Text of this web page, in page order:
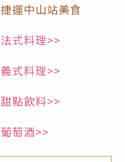
捷運中山站美食
法式料理>>
義式料理>>
甜點飲料>>
葡萄酒>>